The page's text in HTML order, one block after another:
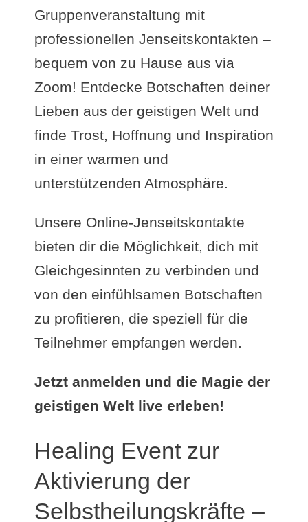
Gruppenveranstaltung mit
professionellen Jenseitskontakten –
bequem von zu Hause aus via
Zoom! Entdecke Botschaften deiner
Lieben aus der geistigen Welt und
finde Trost, Hoffnung und Inspiration
in einer warmen und
unterstützenden Atmosphäre.
Unsere Online-Jenseitskontakte
bieten dir die Möglichkeit, dich mit
Gleichgesinnten zu verbinden und
von den einfühlsamen Botschaften
zu profitieren, die speziell für die
Teilnehmer empfangen werden.
Jetzt anmelden und die Magie der
geistigen Welt live erleben!
Healing Event zur
Aktivierung der
Selbstheilungskräfte –